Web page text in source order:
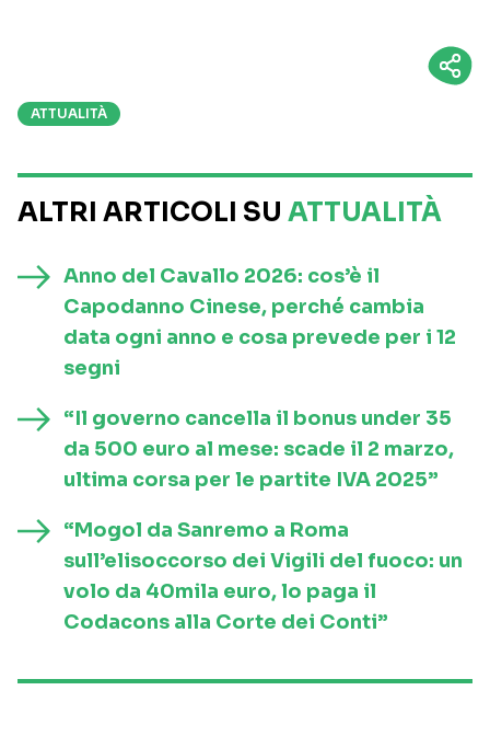
ATTUALITÀ
ALTRI ARTICOLI SU ATTUALITÀ
Anno del Cavallo 2026: cos’è il
Capodanno Cinese, perché cambia
data ogni anno e cosa prevede per i 12
segni
“Il governo cancella il bonus under 35
da 500 euro al mese: scade il 2 marzo,
ultima corsa per le partite IVA 2025”
“Mogol da Sanremo a Roma
sull’elisoccorso dei Vigili del fuoco: un
volo da 40mila euro, lo paga il
Codacons alla Corte dei Conti”